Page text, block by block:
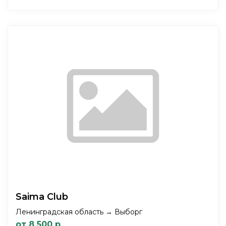
Saima Club
Ленинградская область → Выборг
от 8 500 р